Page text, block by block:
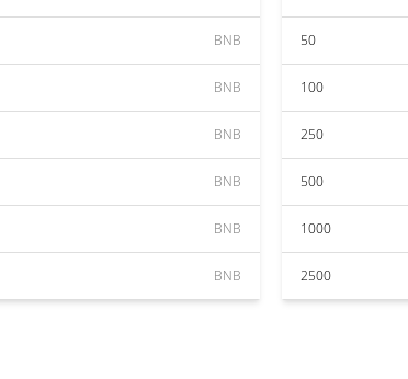
BNB
BNB
BNB
BNB
BNB
BNB
50
100
250
500
1000
2500